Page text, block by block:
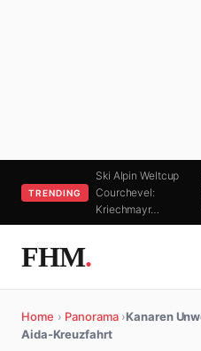
TRENDING
Ski Alpin Weltcup
Courchevel:
Kriechmayr…
FHM.
Home › Panorama ›Kanaren
Aida-Kreuzfahrt